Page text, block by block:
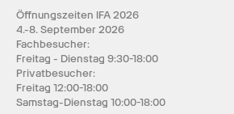
Öffnungszeiten IFA 2026
4.-8. September 2026
Fachbesucher:
Freitag - Dienstag 9:30-18:00
Privatbesucher:
Freitag 12:00-18:00
Samstag-Dienstag 10:00-18:00